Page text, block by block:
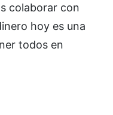
colaborar con
hoy es una
todos en